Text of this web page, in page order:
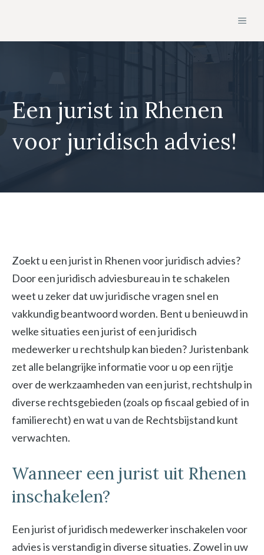
de
Een jurist in Rhenen
voor juridisch advies!
Zoekt u een jurist in Rhenen voor juridisch advies?
Door een juridisch adviesbureau in te schakelen
weet u zeker dat uw juridische vragen snel en
vakkundig beantwoord worden. Bent u benieuwd in
welke situaties een jurist of een juridisch
medewerker u rechtshulp kan bieden? Juristenbank
zet alle belangrijke informatie voor u op een rijtje
over de werkzaamheden van een jurist, rechtshulp in
diverse rechtsgebieden (zoals op fiscaal gebied of in
familierecht) en wat u van de Rechtsbijstand kunt
verwachten.
Wanneer een jurist uit Rhenen
inschakelen?
Een jurist of juridisch medewerker inschakelen voor
advies is verstandig in diverse situaties. Zowel in uw